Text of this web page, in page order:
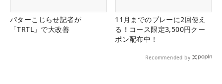
パターこじらせ記者が
「TRTL」で大改善
11月までのプレーに2回使え
る！コース限定3,500円クー
ポン配布中！
Recommended by